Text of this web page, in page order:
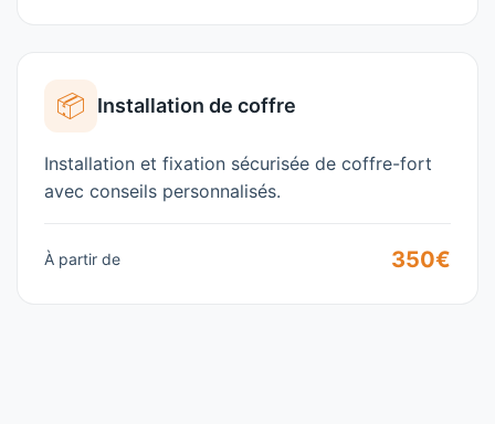
📦 Installation de coffre
Installation et fixation sécurisée de coffre-fort
avec conseils personnalisés.
À partir de 350€